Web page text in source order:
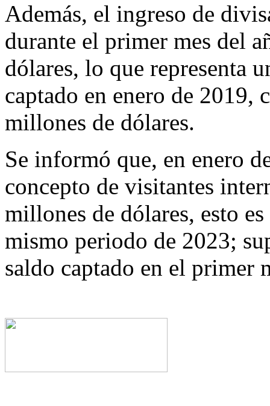
Además, el ingreso de
durante el primer mes del
dólares, lo que representa
captado en enero de 2019,
millones de dólares.
Se informó que, en enero
concepto de visitantes
millones de dólares, esto
mismo periodo de 2023;
saldo captado en el primer